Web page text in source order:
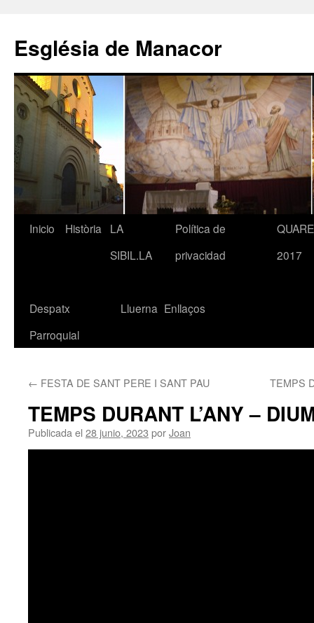
contenido
Església de Manacor
Inicio Història
LA
SIBIL.LA
Política de
privacidad
2017
Despatx
Parroquial
Lluerna Enllaços
← FESTA DE SANT PERE I SANT PAU TEMPS
TEMPS DURANT L’ANY –
Publicada el 28 junio, 2023 porJoan